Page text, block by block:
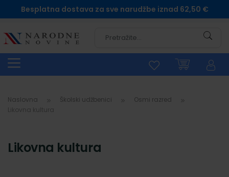
Besplatna dostava za sve narudžbe iznad 62,50 €
Naslovna Školski udžbenici
Osmi razred
Likovna kultura